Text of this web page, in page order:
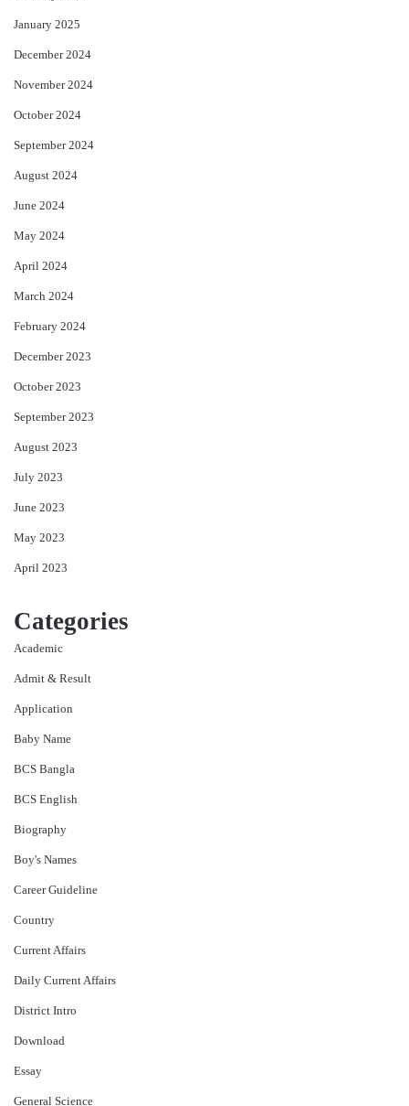
January 2025
December 2024
November 2024
October 2024
September 2024
August 2024
June 2024
May 2024
April 2024
March 2024
February 2024
December 2023
October 2023
September 2023
August 2023
July 2023
June 2023
May 2023
April 2023
Categories
Academic
Admit & Result
Application
Baby Name
BCS Bangla
BCS English
Biography
Boy's Names
Career Guideline
Country
Current Affairs
Daily Current Affairs
District Intro
Download
Essay
General Science